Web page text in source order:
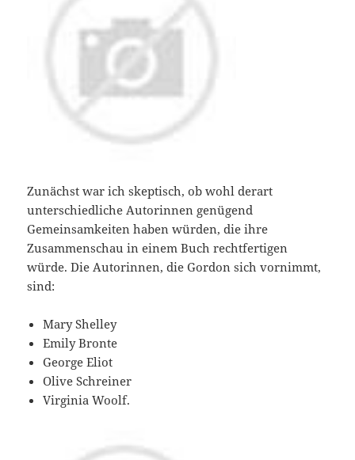
Zunächst war ich skeptisch, ob wohl derart
unterschiedliche Autorinnen genügend
Gemeinsamkeiten haben würden, die ihre
Zusammenschau in einem Buch rechtfertigen
würde. Die Autorinnen, die Gordon sich vornimmt,
sind:
Mary Shelley
Emily Bronte
George Eliot
Olive Schreiner
Virginia Woolf.